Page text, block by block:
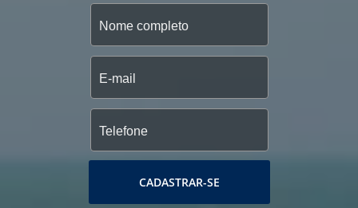
CADASTRAR-SE